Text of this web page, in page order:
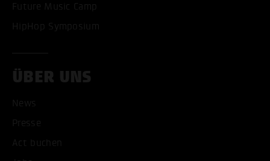
Future Music Camp
HipHop Symposium
ÜBER UNS
News
Presse
Act buchen